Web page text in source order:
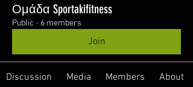
Ομάδα Sportakifitness
Public · 6 members
Join
Discussion Media Members About